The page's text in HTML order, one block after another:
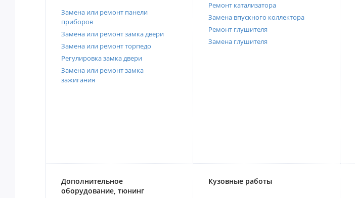
Замена или ремонт панели
приборов
Замена или ремонт замка двери
Замена или ремонт торпедо
Регулировка замка двери
Замена или ремонт замка
зажигания
Ремонт катализатора
Замена впускного коллектора
Ремонт глушителя
Замена глушителя
Дополнительное
оборудование, тюнинг
Кузовные работы